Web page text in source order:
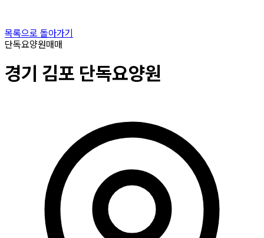
목록으로 돌아가기
단독요양원매매
경기 김포 단독요양원